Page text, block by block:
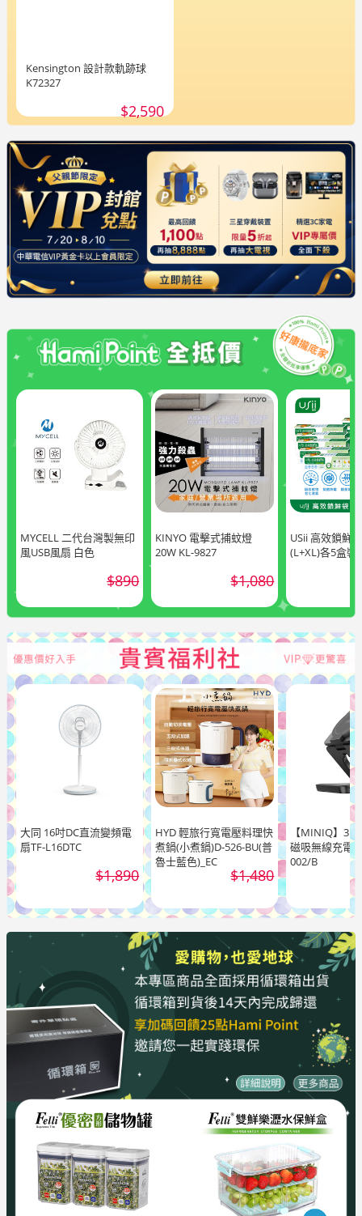
Kensington 設計款軌跡球
K72327
$2,590
MYCELL 二代台灣製無印
風USB風扇 白色
$890
KINYO 電擊式捕蚊燈
20W KL-9827
$1,080
USii 高效鎖鮮
(L+XL)各5盒裝
大同 16吋DC直流變頻電
扇TF-L16DTC
$1,890
HYD 輕旅行寬電壓料理快
煮鍋(小煮鍋)D-526-BU(普
魯士藍色)_EC
$1,480
【MINIQ】3
磁吸無線充電
002/B